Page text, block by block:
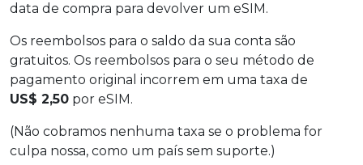
data de compra para devolver um eSIM.
Os reembolsos para o saldo da sua conta são
gratuitos. Os reembolsos para o seu método de
pagamento original incorrem em uma taxa de
US$ 2,50 por eSIM.
(Não cobramos nenhuma taxa se o problema for
culpa nossa, como um país sem suporte.)